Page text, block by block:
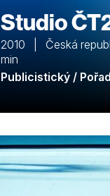
Studio
2010 | Česká
min
Publicistický /